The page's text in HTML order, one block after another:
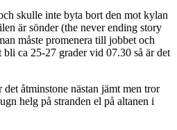
skulle inte byta bort den mot kylan
är sönder (the never ending story
måste promenera till jobbet och
ca 25-27 grader vid 07.30 så är det
åtminstone nästan jämt men tror
helg på stranden el på altanen i